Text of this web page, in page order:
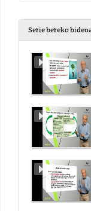
Serie bereko